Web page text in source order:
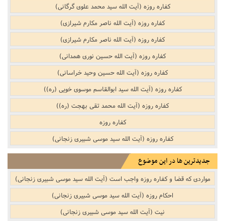
کفاره روزه (آیت الله سید محمد علوی گرگانی)
کفاره روزه (آیت الله ناصر مکارم شیرازی)
کفاره روزه (آیت الله ناصر مکارم شیرازی)
کفاره روزه (آیت الله حسین نوری همدانی)
کفاره روزه (آیت الله حسین وحید خراسانی)
کفاره روزه (آیت الله سید ابوالقاسم موسوی خویی (ره))
کفاره روزه (آیت الله محمد تقی بهجت (ره))
کفاره روزه
کفاره روزه (آیت الله سید موسی شبیری زنجانی)
جدیدترین ها در این موضوع
مواردی که قضا و کفاره روزه واجب است (آیت الله سید موسی شبیری زنجانی)
احکام روزه (آیت الله سید موسی شبیری زنجانی)
نیت (آیت الله سید موسی شبیری زنجانی)